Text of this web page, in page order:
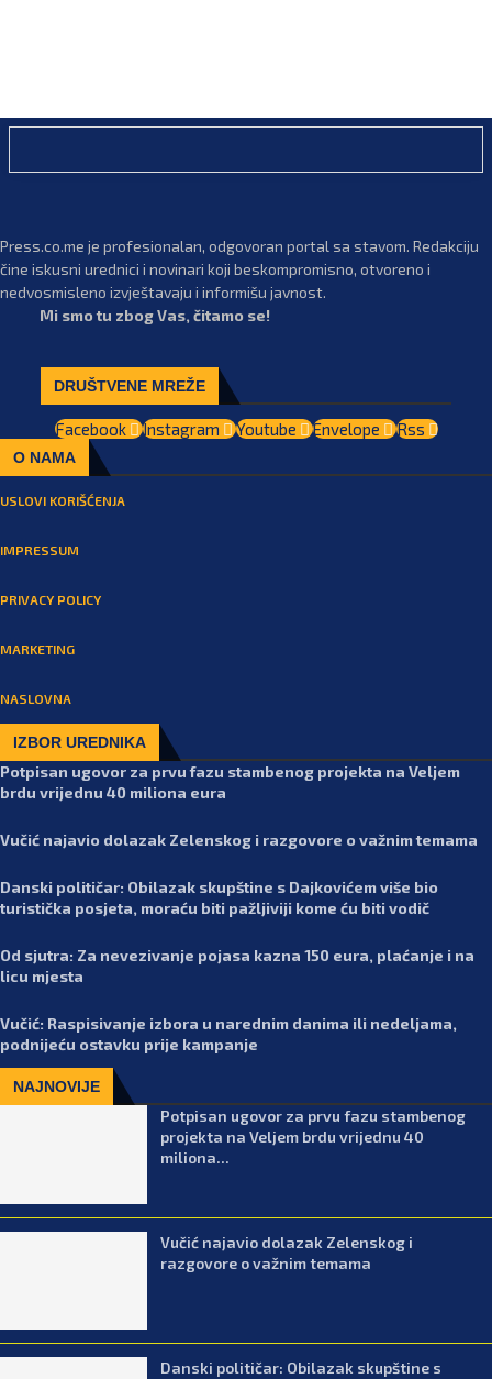
Press.co.me je profesionalan, odgovoran portal sa stavom. Redakciju
čine iskusni urednici i novinari koji beskompromisno, otvoreno i
nedvosmisleno izvještavaju i informišu javnost.
Mi smo tu zbog Vas, čitamo se!
DRUŠTVENE MREŽE
Facebook Instagram Youtube Envelope Rss
O NAMA
USLOVI KORIŠĆENJA
IMPRESSUM
PRIVACY POLICY
MARKETING
NASLOVNA
IZBOR UREDNIKA
Potpisan ugovor za prvu fazu stambenog projekta na Veljem
brdu vrijednu 40 miliona eura
Vučić najavio dolazak Zelenskog i razgovore o važnim temama
Danski političar: Obilazak skupštine s Dajkovićem više bio
turistička posjeta, moraću biti pažljiviji kome ću biti vodič
Od sjutra: Za nevezivanje pojasa kazna 150 eura, plaćanje i na
licu mjesta
Vučić: Raspisivanje izbora u narednim danima ili nedeljama,
podnijeću ostavku prije kampanje
NAJNOVIJE
Potpisan ugovor za prvu fazu stambenog
projekta na Veljem brdu vrijednu 40
miliona...
Vučić najavio dolazak Zelenskog i
razgovore o važnim temama
Danski političar: Obilazak skupštine s